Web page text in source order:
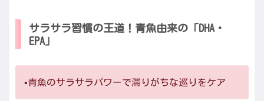
サラサラ習慣の王道！青魚由来の「DHA・
EPA」
▪️青魚のサラサラパワーで滞りがちな巡りをケア